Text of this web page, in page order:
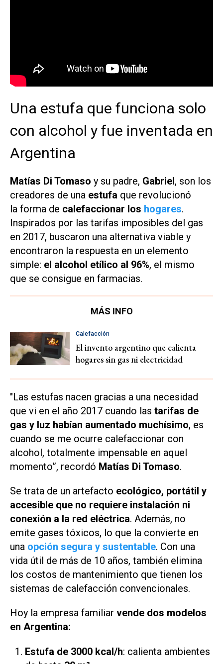
Una estufa que funciona solo
con alcohol y fue inventada en
Argentina
Matías Di Tomaso y su padre, Gabriel, son los
creadores de una estufa que revolucionó
la forma de calefaccionar los hogares.
Inspirados por las tarifas imposibles del gas
en 2017, buscaron una alternativa viable y
encontraron la respuesta en un elemento
simple: el alcohol etílico al 96%, el mismo
que se consigue en farmacias.
MÁS INFO
Calefacción
El invento argentino que calienta
hogares sin gas ni electricidad
"Las estufas nacen gracias a una necesidad
que vi en el año 2017 cuando las tarifas de
gas y luz habían aumentado muchísimo, es
cuando se me ocurre calefaccionar con
alcohol, totalmente impensable en aquel
momento”, recordó Matías Di Tomaso.
Se trata de un artefacto ecológico, portátil y
accesible que no requiere instalación ni
conexión a la red eléctrica. Además, no
emite gases tóxicos, lo que la convierte en
una opción segura y sustentable. Con una
vida útil de más de 10 años, también elimina
los costos de mantenimiento que tienen los
sistemas de calefacción convencionales.
Hoy la empresa familiar vende dos modelos
en Argentina:
Estufa de 3000 kcal/h: calienta ambientes